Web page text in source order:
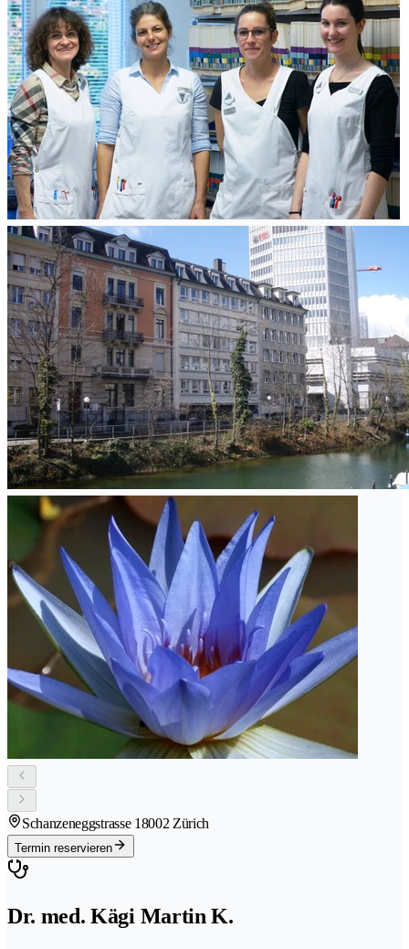
Schanzeneggstrasse 18002 Zürich
Termin reservieren
Dr. med. Kägi Martin K.